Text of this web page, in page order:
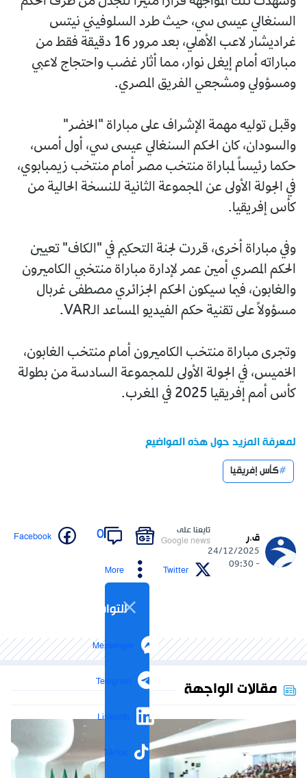
السنغالي عيسى سي، حيث طرد السلوفيني نيتس
غراديشار لاعب الأهلي، بعد مرور 16 دقيقة فقط من
مباراته أمام إيغل نوار، مما أثار غضب واحتجاج لاعبي
ومسؤولي ومشجعي الفريق المصري.
وقبل توليه مهمة الإشراف على مباراة "الخضر"
والسودان، كان الحكم السنغالي عيسى سي، أول أمس،
حكما رئيساً لمباراة منتخب مصر أمام منتخب زيمبابوي،
في الجولة الأولى عن المجموعة الثانية للنسخة الحالية من
كأس إفريقيا.
وفي مباراة أخرى، قررت لجنة التحكيم في "الكاف" تعيين
الحكم المصري أمين عمر لإدارة مباراة منتخبي الكاميرون
والغابون، فيما سيكون الحكم الجزائري مصطفى غربال
مسؤولاً على تقنية حكم الفيديو المساعد الـVAR.
وتجرى مباراة منتخب الكاميرون أمام منتخب الغابون،
الخميس، في الجولة الأولى للمجموعة السادسة من بطولة
كأس أمم إفريقيا 2025 في المغرب.
لمعرفة المزيد حول هذه المواضيع
كأس إفريقيا
ق.ر
24/12/2025
- 09:30
تابعنا على
Google news
0
Facebook
Twitter
More
التواصل الاجتماعي
Messenger
Telegram
LinkedIn
TikTok
مقالات الواجهة